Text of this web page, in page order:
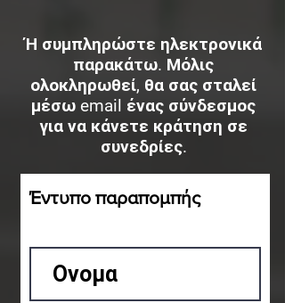
Ή συμπληρώστε ηλεκτρονικά
παρακάτω. Μόλις
ολοκληρωθεί, θα σας σταλεί
μέσω email ένας σύνδεσμος
για να κάνετε κράτηση σε
συνεδρίες.
Έντυπο παραπομπής